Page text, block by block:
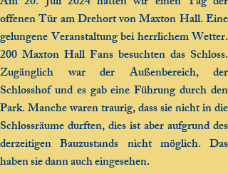
offenen Tür am Drehort von Maxton Hall. Eine
gelungene Veranstaltung bei herrlichem Wetter.
200 Maxton Hall Fans besuchten das Schloss.
Zugänglich war der Außenbereich, der
Schlosshof und es gab eine Führung durch den
Park. Manche waren traurig, dass sie nicht in die
Schlossräume durften, dies ist aber aufgrund des
derzeitigen Bauzustands nicht möglich. Das
haben sie dann auch eingesehen.